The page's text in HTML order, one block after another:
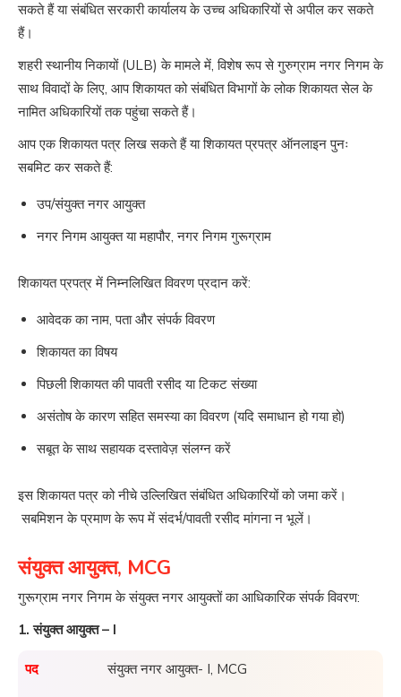
सकते हैं या संबंधित सरकारी कार्यालय के उच्च अधिकारियों से अपील कर सकते
हैं।
शहरी स्थानीय निकायों (ULB) के मामले में, विशेष रूप से गुरुग्राम नगर निगम के
साथ विवादों के लिए, आप शिकायत को संबंधित विभागों के लोक शिकायत सेल के
नामित अधिकारियों तक पहुंचा सकते हैं।
आप एक शिकायत पत्र लिख सकते हैं या शिकायत प्रपत्र ऑनलाइन पुनः
सबमिट कर सकते हैं:
उप/संयुक्त नगर आयुक्त
नगर निगम आयुक्त या महापौर, नगर निगम गुरूग्राम
शिकायत प्रपत्र में निम्नलिखित विवरण प्रदान करें:
आवेदक का नाम, पता और संपर्क विवरण
शिकायत का विषय
पिछली शिकायत की पावती रसीद या टिकट संख्या
असंतोष के कारण सहित समस्या का विवरण (यदि समाधान हो गया हो)
सबूत के साथ सहायक दस्तावेज़ संलग्न करें
इस शिकायत पत्र को नीचे उल्लिखित संबंधित अधिकारियों को जमा करें।
सबमिशन के प्रमाण के रूप में संदर्भ/पावती रसीद मांगना न भूलें।
संयुक्त आयुक्त, MCG
गुरूग्राम नगर निगम के संयुक्त नगर आयुक्तों का आधिकारिक संपर्क विवरण:
1. संयुक्त आयुक्त – I
पद संयुक्त नगर आयुक्त- I, MCG